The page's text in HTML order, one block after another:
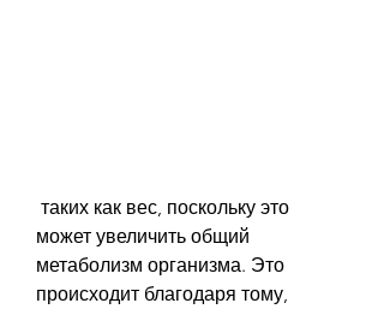
может увеличить общий
метаболизм организма. Это
происходит благодаря тому,